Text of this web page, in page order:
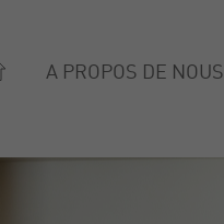
A PROPOS DE NOUS